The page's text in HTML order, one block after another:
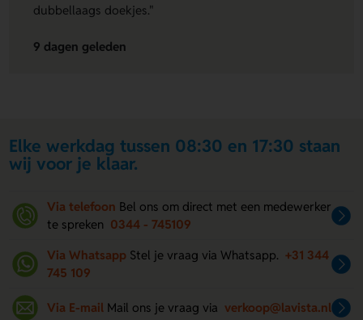
dubbellaags doekjes."
9 dagen geleden
Elke werkdag tussen 08:30 en 17:30 staan
wij voor je klaar.
Via telefoon Bel ons om direct met een medewerker
te spreken 0344 - 745109
Via Whatsapp Stel je vraag via Whatsapp. +31 344
745 109
Via E-mail Mail ons je vraag via verkoop@lavista.nl